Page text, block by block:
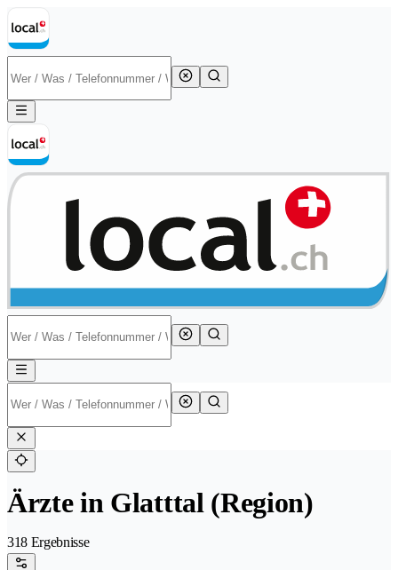
Ärzte in Glatttal (Region)
318 Ergebnisse